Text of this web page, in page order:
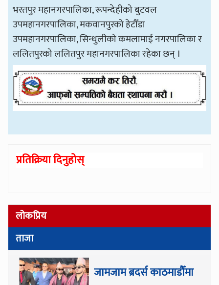
भरतपुर महानगरपालिका, रूपन्देहीको बुटवल
उपमहानगरपालिका, मकवानपुरको हेटौँडा
उपमहानगरपालिका, सिन्धुलीको कमलामाई नगरपालिका र
ललितपुरको ललितपुर महानगरपालिका रहेका छन् ।
प्रतिक्रिया दिनुहोस्
लोकप्रिय
ताजा
जामजाम ब्रदर्स काठमाडौँमा